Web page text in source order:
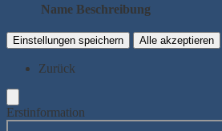
Name Beschreibung
Einstellungen speichern Alle akzeptieren
Zurück
Erstinformation